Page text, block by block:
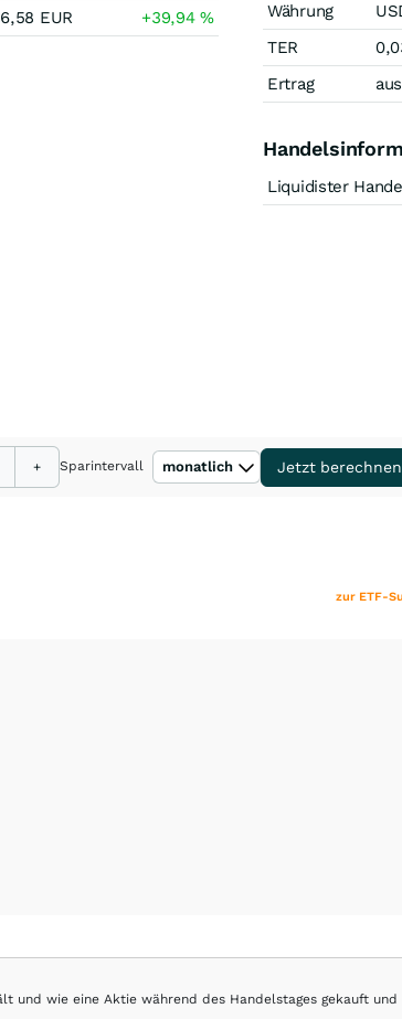
EUR +39,94% Währung
TER
Ertrag
Liquidister
+ Sparintervall monatlich Jetzt berechnen
zur ETF-
und wie eine Aktie während des Handelstages gekauft und